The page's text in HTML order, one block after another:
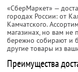
«СберМаркет» —
городах России: от
Камчатского.
магазинах, но вам не
бережно собирают и
другие товары из
Преимущества